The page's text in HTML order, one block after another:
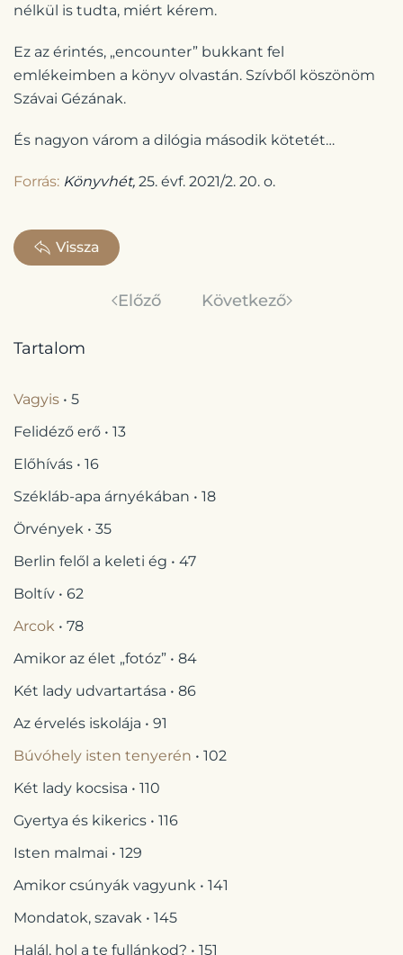
nélkül is tudta, miért kérem.
Ez az érintés, „encounter” bukkant fel
emlékeimben a könyv olvastán. Szívből köszönöm
Szávai Gézának.
És nagyon várom a dilógia második kötetét…
Forrás: Könyvhét, 25. évf. 2021/2. 20. o.
Vissza
Előző Következő
Tartalom
Vagyis • 5
Felidéző erő • 13
Előhívás • 16
Székláb-apa árnyékában • 18
Örvények • 35
Berlin felől a keleti ég • 47
Boltív • 62
Arcok • 78
Amikor az élet „fotóz” • 84
Két lady udvartartása • 86
Az érvelés iskolája • 91
Búvóhely isten tenyerén • 102
Két lady kocsisa • 110
Gyertya és kikerics • 116
Isten malmai • 129
Amikor csúnyák vagyunk • 141
Mondatok, szavak • 145
Halál, hol a te fullánkod? • 151